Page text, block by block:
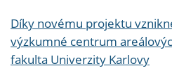
Díky novému projektu
výzkumné centrum
fakulta Univerzity Karlovy